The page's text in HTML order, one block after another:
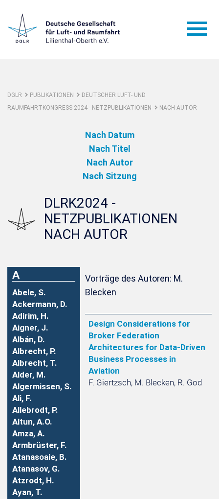
DGLR PUBLIKATIONEN
DEUTSCHER LUFT- UND
RAUMFAHRTKONGRESS 2024 - NETZPUBLIKATIONEN
NACH AUTOR
Nach Datum
Nach Titel
Nach Autor
Nach Sitzung
DLRK2024 -
NETZPUBLIKATIONEN
NACH AUTOR
A
Abele, S.
Ackermann, D.
Adirim, H.
Aigner, J.
Albán, D.
Albrecht, P.
Albrecht, T.
Alder, M.
Algermissen, S.
Ali, F.
Allebrodt, P.
Altun, A.O.
Amza, A.
Armbrüster, F.
Atanasoaie, B.
Atanasov, G.
Atzrodt, H.
Ayan, T.
Vorträge des Autoren: M.
Blecken
Design Considerations for
Broker Federation
Architectures for Data-Driven
Business Processes in
Aviation
F. Giertzsch, M. Blecken, R. God